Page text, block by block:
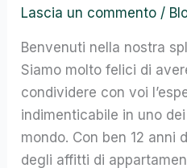
Lascia un commento /
Benvenuti nella nostra
Siamo molto felici di
condividere con voi
indimenticabile in uno
mondo. Con ben 12 anni
degli affitti di
italiana: